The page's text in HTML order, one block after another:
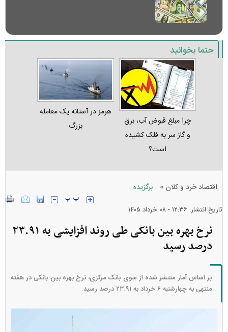
حتما بخوانید
چرا مبلغ قبوض آب، برق
و گاز سر به فلک کشیده
است؟
هرمز در آستانه یک معامله
بزرگ
اقتصاد خرد و کلان » برگزیده
تاریخ انتشار: ۱۲:۳۶ - ۰۸ خرداد ۱۴۰۵
نرخ بهره بین بانکی طی روند افزایشی به ۲۳.۹۱
درصد رسید
بر اساس آمار منتشر شده از سوی بانک مرکزی، نرخ بهره بین بانکی در هفته
منتهی به چهارشنبه ۶ خرداد به ۲۳.۹۱ درصد رسید.